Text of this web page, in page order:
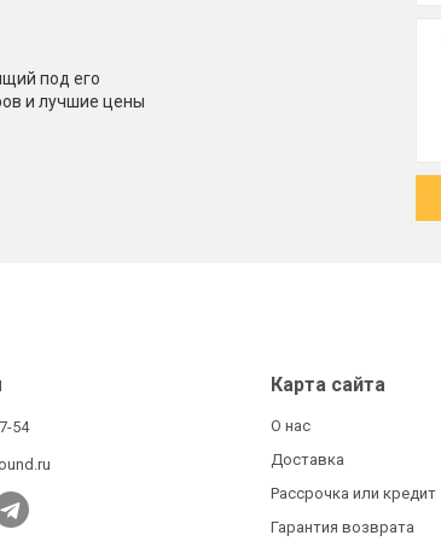
под его
и лучшие цены
54
Карта сайта
О нас
Доставка
Рассрочка или кредит
Гарантия возврата